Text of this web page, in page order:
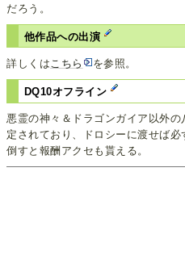
だろう。
他作品への出演
詳しくはこちら を参照。
DQ10オフライン
悪霊の神々＆ドラゴンガイア以外
定されており、ドロシーに渡せば必
倒すと報酬アクセも貰える。